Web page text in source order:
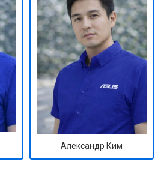
Александр Ким